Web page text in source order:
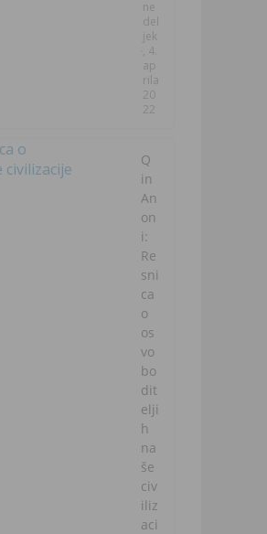
ne
del
jek
, 4.
ap
rila
20
22
Q
in
An
on
i:
Re
sni
ca
o
os
vo
bo
dit
elji
h
na
še
civ
iliz
aci